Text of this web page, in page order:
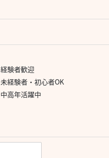
経験者歓迎
未経験者・初心者OK
中高年活躍中